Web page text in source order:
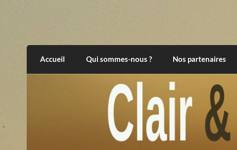
Clair et Obscur
Accueil Qui sommes-nous ? Nos partenaires